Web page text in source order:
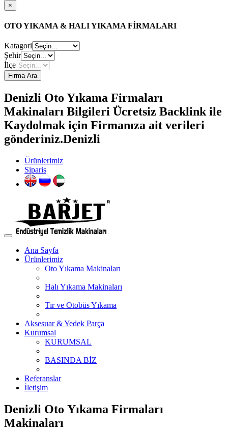
×
OTO YIKAMA & HALI YIKAMA FİRMALARI
Katagori
Şehir
İlçe
Firma Ara
Denizli Oto Yıkama Firmaları
Makinaları Bilgileri Ücretsiz Backlink ile
Kaydolmak için Firmanıza ait verileri
gönderiniz.Denizli
Ürünlerimiz
Siparis
Ana Sayfa
Ürünlerimiz
Oto Yıkama Makinaları
Halı Yıkama Makinaları
Tır ve Otobüs Yıkama
Aksesuar & Yedek Parça
Kurumsal
KURUMSAL
BASINDA BİZ
Referanslar
İletişim
Denizli Oto Yıkama Firmaları
Makinaları